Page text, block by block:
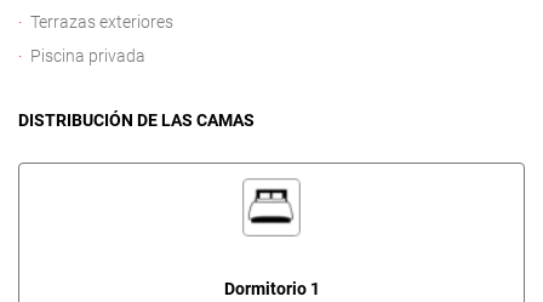
Terrazas exteriores
Piscina privada
DISTRIBUCIÓN DE LAS CAMAS
Dormitorio 1